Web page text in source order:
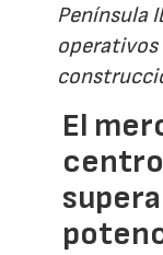
Península
operativos
El